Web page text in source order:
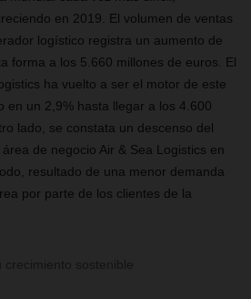
en 2019. El volumen de ventas
logístico registra un aumento de
forma a los 5.660 millones de euros. El
ha vuelto a ser el motor de este
en un 2,9% hasta llegar a los 4.600
lado, se constata un descenso del
de negocio Air & Sea Logistics en
resultado de una menor demanda
por parte de los clientes de la